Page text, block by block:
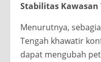
Stabilitas Kawasan
Menurutnya,
Tengah khawatir
dapat mengubah